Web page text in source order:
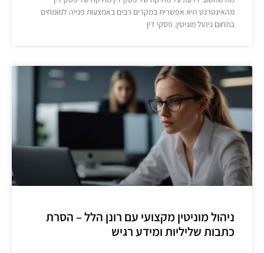
מהאינטרנט היא אפשרית במקרים רבים באמצעות פנייה למומחים
בתחום ניהול מוניטין. פסקי דין
ניהול מוניטין מקצועי עם רונן הלל – הסרת
כתבות שליליות ומידע רגיש